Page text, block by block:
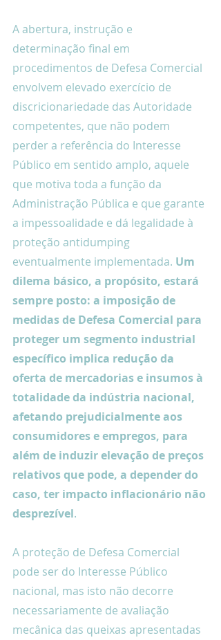
A abertura, instrução e
determinação final em
procedimentos de Defesa Comercial
envolvem elevado exercício de
discricionariedade das Autoridade
competentes, que não podem
perder a referência do Interesse
Público em sentido amplo, aquele
que motiva toda a função da
Administração Pública e que garante
a impessoalidade e dá legalidade à
proteção antidumping
eventualmente implementada. Um
dilema básico, a propósito, estará
sempre posto: a imposição de
medidas de Defesa Comercial para
proteger um segmento industrial
específico implica redução da
oferta de mercadorias e insumos à
totalidade da indústria nacional,
afetando prejudicialmente aos
consumidores e empregos, para
além de induzir elevação de preços
relativos que pode, a depender do
caso, ter impacto inflacionário não
desprezível.
A proteção de Defesa Comercial
pode ser do Interesse Público
nacional, mas isto não decorre
necessariamente de avaliação
mecânica das queixas apresentadas